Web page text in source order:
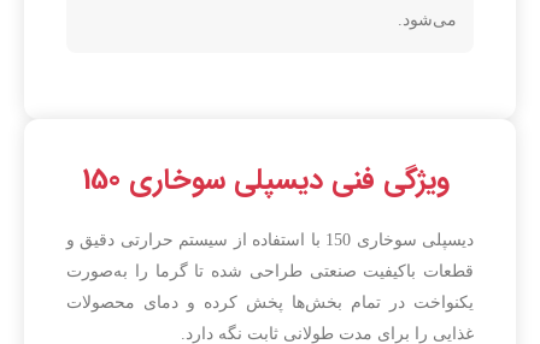
می‌شود.
ویژگی فنی دیسپلی سوخاری 150
دیسپلی سوخاری 150 با استفاده از سیستم حرارتی دقیق و
قطعات باکیفیت صنعتی طراحی شده تا گرما را به‌صورت
یکنواخت در تمام بخش‌ها پخش کرده و دمای محصولات
غذایی را برای مدت طولانی ثابت نگه دارد.